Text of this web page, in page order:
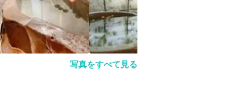
写真をすべて見る